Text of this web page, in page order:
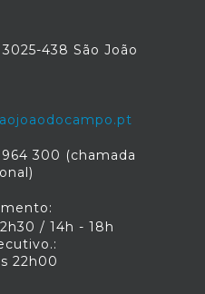
438 São João
300 (chamada
/ 14h - 18h
22h00